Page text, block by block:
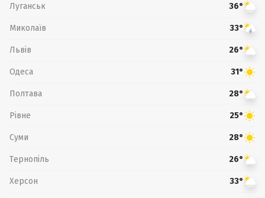
Луганськ 36°
Миколаїв 33°
Львів 26°
Одеса 31°
Полтава 28°
Рівне 25°
Суми 28°
Тернопіль 26°
Херсон 33°